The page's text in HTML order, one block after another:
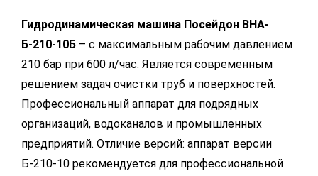
Гидродинамическая машина Посейдон ВНА-
Б-210-10Б – с максимальным рабочим давлением
210 бар при 600 л/час. Является современным
решением задач очистки труб и поверхностей.
Профессиональный аппарат для подрядных
организаций, водоканалов и промышленных
предприятий. Отличие версий: аппарат версии
Б-210-10 рекомендуется для профессиональной